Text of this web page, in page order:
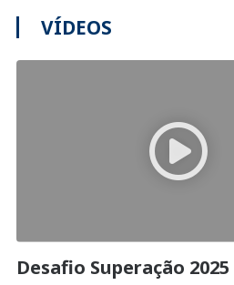
VÍDEOS
Desafio Superação 2025